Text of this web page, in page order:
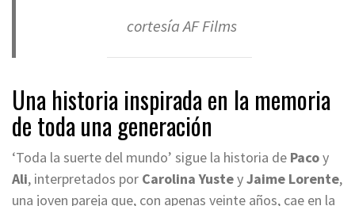
cortesía AF Films
Una historia inspirada en la memoria
de toda una generación
‘Toda la suerte del mundo’ sigue la historia de Pacoy
Ali, interpretados por Carolina YusteyJaime Lorente,
una joven pareja que, con apenas veinte años, cae en la